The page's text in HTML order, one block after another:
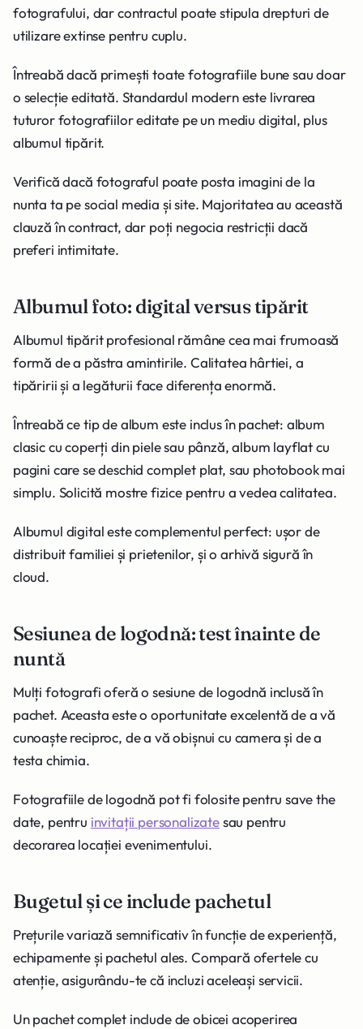
fotografului, dar contractul poate stipula drepturi de
utilizare extinse pentru cuplu.
Întreabă dacă primești toate fotografiile bune sau doar
o selecție editată. Standardul modern este livrarea
tuturor fotografiilor editate pe un mediu digital, plus
albumul tipărit.
Verifică dacă fotograful poate posta imagini de la
nunta ta pe social media și site. Majoritatea au această
clauză în contract, dar poți negocia restricții dacă
preferi intimitate.
Albumul foto: digital versus tipărit
Albumul tipărit profesional rămâne cea mai frumoasă
formă de a păstra amintirile. Calitatea hârtiei, a
tipăririi și a legăturii face diferența enormă.
Întreabă ce tip de album este inclus în pachet: album
clasic cu coperți din piele sau pânză, album layflat cu
pagini care se deschid complet plat, sau photobook mai
simplu. Solicită mostre fizice pentru a vedea calitatea.
Albumul digital este complementul perfect: ușor de
distribuit familiei și prietenilor, și o arhivă sigură în
cloud.
Sesiunea de logodnă: test înainte de
nuntă
Mulți fotografi oferă o sesiune de logodnă inclusă în
pachet. Aceasta este o oportunitate excelentă de a vă
cunoaște reciproc, de a vă obișnui cu camera și de a
testa chimia.
Fotografiile de logodnă pot fi folosite pentru save the
date, pentru invitații personalizatesau pentru
decorarea locației evenimentului.
Bugetul și ce include pachetul
Prețurile variază semnificativ în funcție de experiență,
echipamente și pachetul ales. Compară ofertele cu
atenție, asigurându-te că incluzi aceleași servicii.
Un pachet complet include de obicei acoperirea